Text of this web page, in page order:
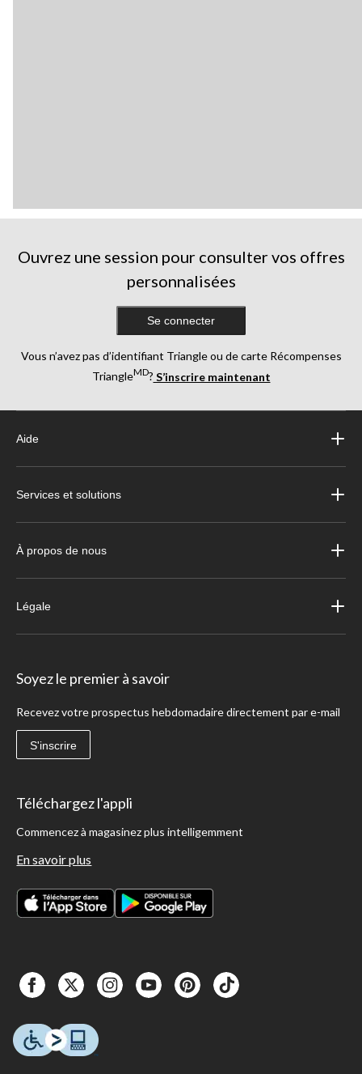
Ouvrez une session pour consulter vos offres
personnalisées
Se connecter
Vous n’avez pas d’identifiant Triangle ou de carte Récompenses
TriangleMD? S’inscrire maintenant
Aide
Services et solutions
À propos de nous
Légale
Soyez le premier à savoir
Recevez votre prospectus hebdomadaire directement par e-mail
S'inscrire
Téléchargez l'appli
Commencez à magasinez plus intelligemment
En savoir plus